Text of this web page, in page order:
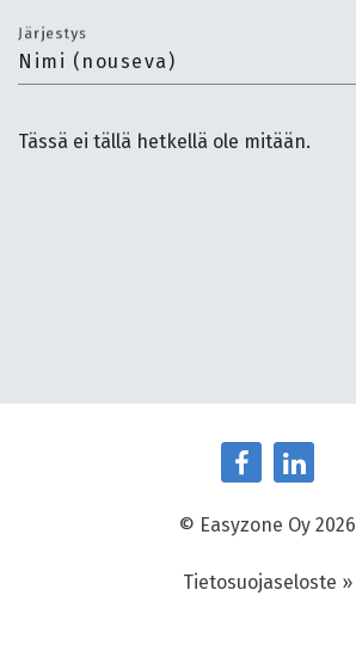
Nimi (nouseva)
Järjestys
Tässä ei tällä hetkellä ole mitään.
© Easyzone Oy 2026
Tietosuojaseloste »